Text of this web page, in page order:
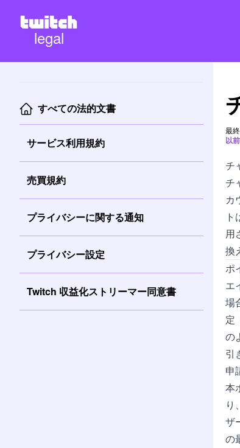
legal
すべての法的文書
サービス利用規約
売買規約
プライバシーに関する通知
プライバシー設定
Twitch 収益化ストリーマー同意書
最
以
チ
チ
カ
用
換
ポ
エ
場
定
の
引
申
本
り
ザ
の